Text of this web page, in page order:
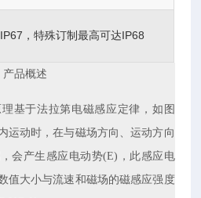
，特殊订制最高可达IP68
产品概述
于法拉第电磁感应定律，如图
运动时，在与磁场方向、运动方向
会产生感应电动势(E)，此感应电
值大小与流速和磁场的磁感应强度